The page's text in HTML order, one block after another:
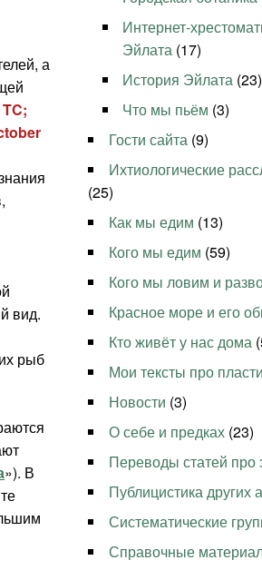
а
вид.
рыб
»). В
Интернет-
Эйлата (17)
История Эйлата (23)
Что мы пьём (3)
Гости сайта (9)
Ихтиологические
(25)
Как мы едим (13)
Кого мы едим (59)
Кого мы ловим и
Красное море и его
Кто живёт у нас дома
Мои тексты про
Новости (3)
О себе и предках (23)
Переводы статей про
Публицистика других
Систематические
Справочные